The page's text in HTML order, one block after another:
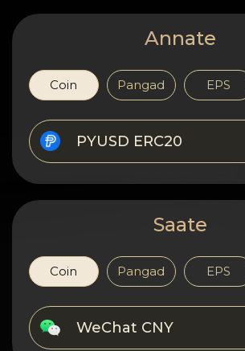
Konfidentsiaalsus
Kontaktid
Wiki
FAQ
Maine
Saidi kaart
Annate
Coin Pangad EPS
PYUSD ERC20
Saate
Coin Pangad EPS
WeChat CNY